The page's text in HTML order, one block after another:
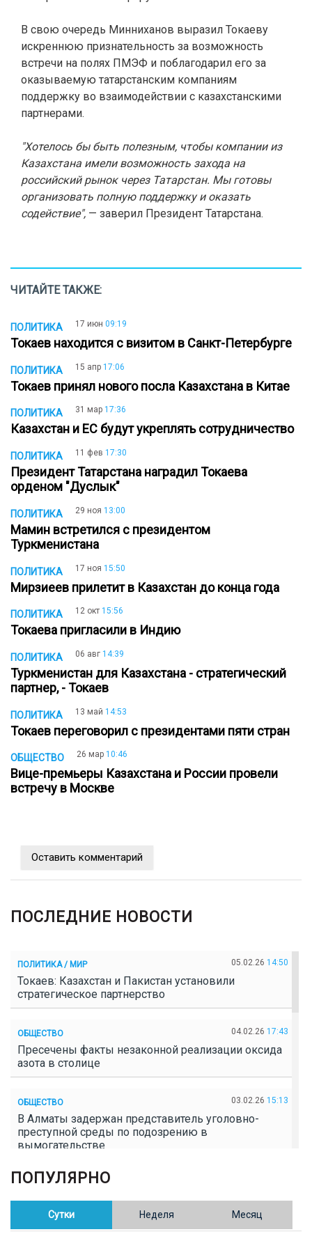
В свою очередь Минниханов выразил Токаеву
искреннюю признательность за возможность
встречи на полях ПМЭФ и поблагодарил его за
оказываемую татарстанским компаниям
поддержку во взаимодействии с казахстанскими
партнерами.
"Хотелось бы быть полезным, чтобы компании из
Казахстана имели возможность захода на
российский рынок через Татарстан. Мы готовы
организовать полную поддержку и оказать
содействие", — заверил Президент Татарстана.
ЧИТАЙТЕ ТАКЖЕ:
ПОЛИТИКА 17 июн 09:19
Токаев находится с визитом в Санкт-Петербурге
ПОЛИТИКА 15 апр 17:06
Токаев принял нового посла Казахстана в Китае
ПОЛИТИКА 31 мар 17:36
Казахстан и ЕС будут укреплять сотрудничество
ПОЛИТИКА 11 фев 17:30
Президент Татарстана наградил Токаева
орденом "Дуслык"
ПОЛИТИКА 29 ноя 13:00
Мамин встретился с президентом
Туркменистана
ПОЛИТИКА 17 ноя 15:50
Мирзиеев прилетит в Казахстан до конца года
ПОЛИТИКА 12 окт 15:56
Токаева пригласили в Индию
ПОЛИТИКА 06 авг 14:39
Туркменистан для Казахстана - стратегический
партнер, - Токаев
ПОЛИТИКА 13 май 14:53
Токаев переговорил с президентами пяти стран
ОБЩЕСТВО 26 мар 10:46
Вице-премьеры Казахстана и России провели
встречу в Москве
Оставить комментарий
ПОСЛЕДНИЕ НОВОСТИ
ПОЛИТИКА / МИР 05.02.26 14:50
Токаев: Казахстан и Пакистан установили
стратегическое партнерство
ОБЩЕСТВО 04.02.26 17:43
Пресечены факты незаконной реализации оксида
азота в столице
ОБЩЕСТВО 03.02.26 15:13
В Алматы задержан представитель уголовно-
преступной среды по подозрению в
вымогательстве
ОБЩЕСТВО
Полицейские пресекли незаконное выращивание
конопли в Таразе
ПОПУЛЯРНО
Сутки Неделя Месяц